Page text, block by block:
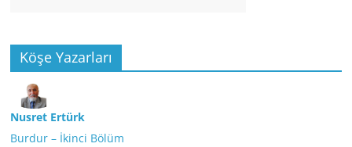
Köşe Yazarları
Nusret Ertürk
Burdur – İkinci Bölüm